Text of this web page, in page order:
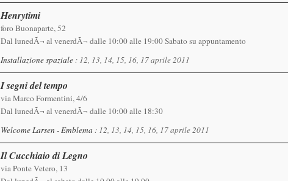
Henrytimi
foro Buonaparte, 52
Dal lunedÃ¬ al venerdÃ¬ dalle 10:00 alle 19:00 Sabato su appuntamento
Installazione spaziale: 12, 13, 14, 15, 16, 17 aprile 2011
I segni del tempo
via Marco Formentini, 4/6
Dal lunedÃ¬ al venerdÃ¬ dalle 10:00 alle 18:30
Welcome Larsen - Emblema : 12, 13, 14, 15, 16, 17 aprile 2011
Il Cucchiaio di Legno
via Ponte Vetero, 13